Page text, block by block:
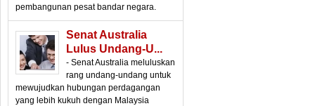
pembangunan pesat bandar negara.
Senat Australia
Lulus Undang-U...
- Senat Australia meluluskan
rang undang-undang untuk
mewujudkan hubungan perdagangan
yang lebih kukuh dengan Malaysia